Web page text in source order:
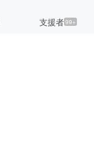
支援者99+